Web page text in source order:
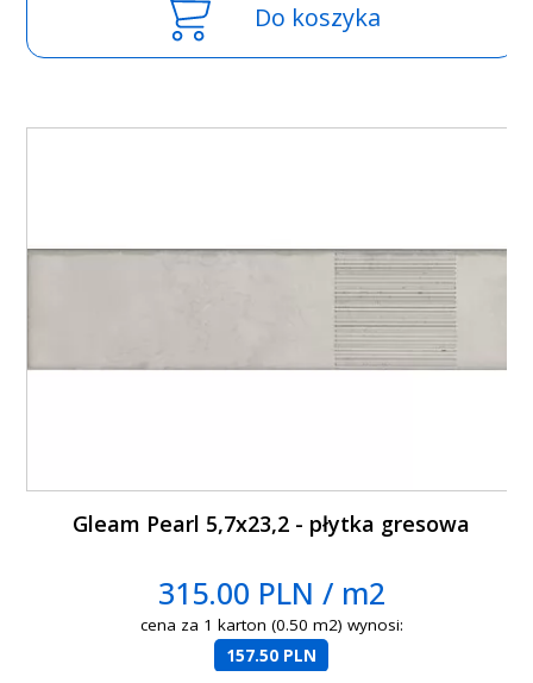
Do koszyka
Gleam Pearl 5,7x23,2 - płytka gresowa
315.00 PLN / m2
cena za 1 karton (0.50 m2) wynosi:
157.50 PLN